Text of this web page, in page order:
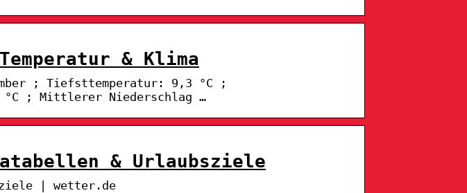
& Klima
; Tiefsttemperatur: 9,3 °C ;
°C ; Mittlerer Niederschlag …
& Urlaubsziele
| wetter.de